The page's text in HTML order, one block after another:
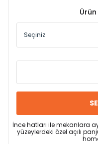
İnce hatları ile mekanlara
yüzeylerdeki özel açılı